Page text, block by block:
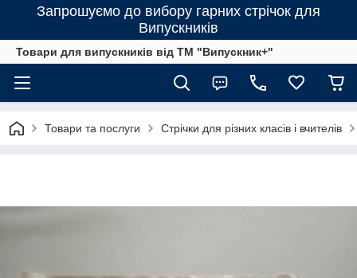
Запрошуємо до вибору гарних стрічок для
Випускників
Товари для випускників від ТМ "Випускник+"
Товари та послуги Стрічки для різних класів і вчителів